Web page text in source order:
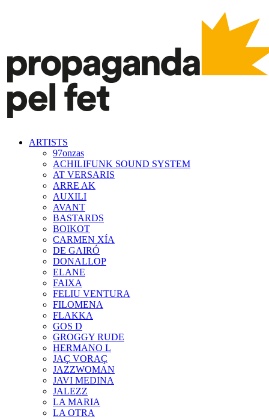
ARTISTS
97onzas
ACHILIFUNK SOUND SYSTEM
AT VERSARIS
ARRE AK
AUXILI
AVANT
BASTARDS
BOIKOT
CARMEN XÍA
DE GAIRÓ
DONALLOP
ELANE
FAIXA
FELIU VENTURA
FILOMENA
FLAKKA
GOS D
GROGGY RUDE
HERMANO L
JAÇ VORAÇ
JAZZWOMAN
JAVI MEDINA
JALEZZ
LA MARIA
LA OTRA